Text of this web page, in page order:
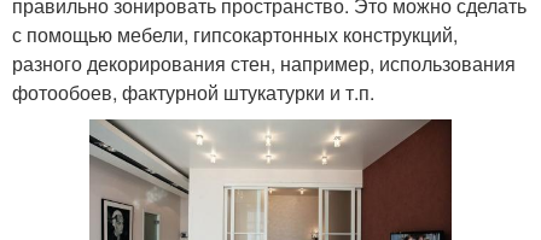
правильно зонировать пространство. Это можно сделать
с помощью мебели, гипсокартонных конструкций,
разного декорирования стен, например, использования
фотообоев, фактурной штукатурки и т.п.